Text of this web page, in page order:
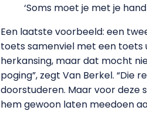
‘Soms moet je met je
Een laatste voorbeeld: een
toets samenviel met een toets
herkansing, maar dat mocht
poging”, zegt Van Berkel.
doorstuderen. Maar voor
hem gewoon laten meedoen